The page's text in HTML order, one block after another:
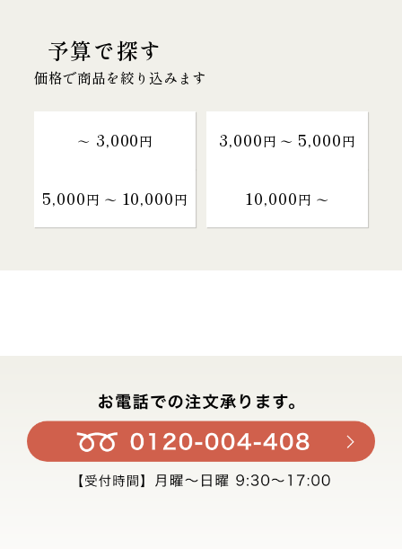
予算で探す
価格で商品を絞り込みます
～ 3,000円 3,000円 〜 5,000円
5,000円 〜 10,000円 10,000円 〜